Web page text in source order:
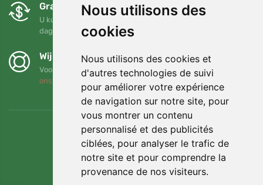
Nous utilisons des
cookies
Nous utilisons des cookies et
d'autres technologies de suivi
pour améliorer votre expérience
de navigation sur notre site, pour
vous montrer un contenu
personnalisé et des publicités
ciblées, pour analyser le trafic de
notre site et pour comprendre la
provenance de nos visiteurs.
Gratis ruilen en retourneren
U kunt uw bestelling op elk gewenst moment binnen 90
dagen retourneren of ruilen
Wij steunen Trees.org
Voor elke bestelling planten we een boom! Lees meer
ons